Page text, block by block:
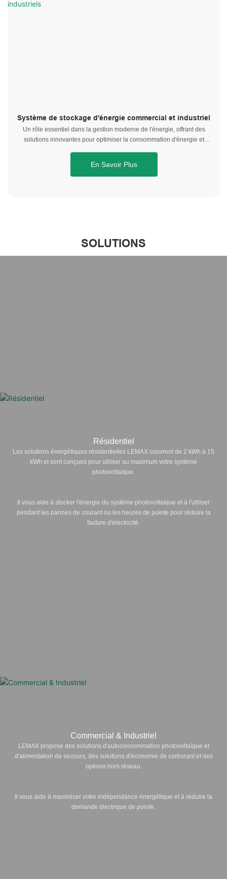
Système de stockage d'énergie commercial et industriel
Un rôle essentiel dans la gestion moderne de l'énergie, offrant des
solutions innovantes pour optimiser la consommation d'énergie et
En Savoir Plus
SOLUTIONS
Résidentiel
Les solutions énergétiques résidentielles LEMAX couvrent de 2 kWh à 15
kWh et sont conçues pour utiliser au maximum votre système
photovoltaïque.
Il vous aide à stocker l'énergie du système photovoltaïque et à l'utiliser
pendant les pannes de courant ou les heures de pointe pour réduire la
facture d'électricité.
Commercial & Industriel
LEMAX propose des solutions d'autoconsommation photovoltaïque et
d'alimentation de secours, des solutions d'économie de carburant et des
options hors réseau.
Il vous aide à maximiser votre indépendance énergétique et à réduire la
demande électrique de pointe.